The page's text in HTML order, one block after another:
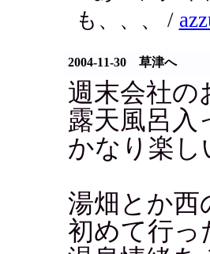
も、、、 /
2004-11-30 草津へ
週末会社の
露天風呂入
かなり楽し
湯畑とか西
初めて行っ